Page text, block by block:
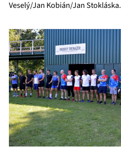
Veselý/Jan Kobián/Jan Stokláska.